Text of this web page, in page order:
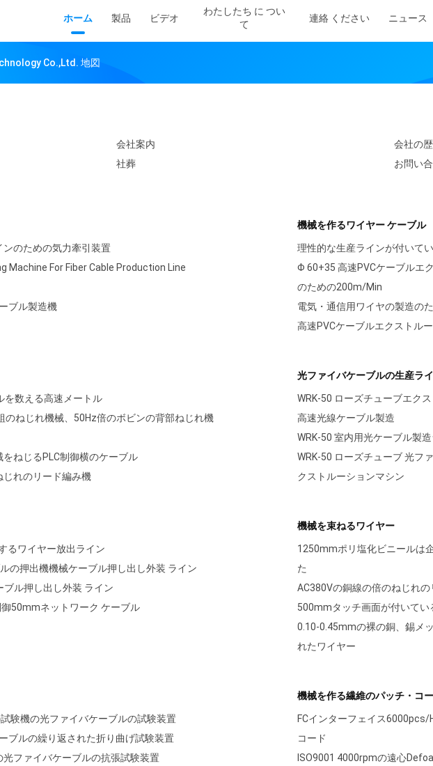
ホーム 製品 ビデオ
わたしたち に つい
て
連絡 ください ニュース
Co.,Ltd. 地図
会社案内
会社の
社葬
お問い
のための気力牽引装置
Machine For Fiber Cable Production Line
ブル製造機
機械を作るワイヤー ケーブル
理性的な生産ラインが付いて
Φ 60+35 高速PVCケーブルエ
のための200m/Min
電気・通信用ワイヤの製造の
高速PVCケーブルエクストル
を数える高速メートル
ねじれ機械、50Hz倍のボビンの背部ねじれ機
ねじるPLC制御横のケーブル
れのリード編み機
光ファイバケーブルの生産ラ
WRK-50 ローズチューブエク
高速光線ケーブル製造
WRK-50 室内用光ケーブル製
WRK-50 ローズチューブ 光フ
クストルーションマシン
るワイヤー放出ライン
の押出機機械ケーブル押し出し外装 ライン
ブル押し出し外装 ライン
50mmネットワーク ケーブル
機械を束ねるワイヤー
1250mmポリ塩化ビニールは
た
AC380Vの銅線の倍のねじれ
500mmタッチ画面が付いてい
0.10-0.45mmの裸の銅、錫メ
れたワイヤー
験機の光ファイバケーブルの試験装置
ブルの繰り返された折り曲げ試験装置
ファイバケーブルの抗張試験装置
機械を作る繊維のパッチ・コ
FCインターフェイス6000pcs/
コード
ISO9001 4000rpmの遠心